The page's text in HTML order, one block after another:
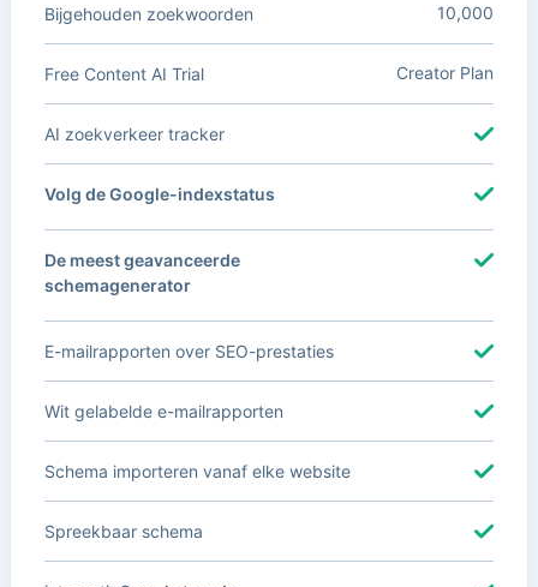
Bijgehouden zoekwoorden 10,000
Free Content AI Trial Creator Plan
AI zoekverkeer tracker
Volg de Google-indexstatus
De meest geavanceerde
schemagenerator
E-mailrapporten over SEO-prestaties
Wit gelabelde e-mailrapporten
Schema importeren vanaf elke website
Spreekbaar schema